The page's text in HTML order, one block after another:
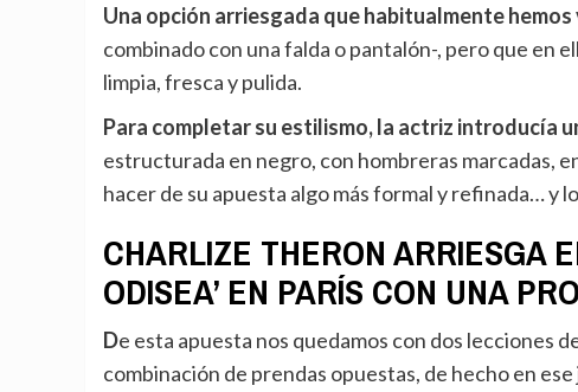
Una opción arriesgada que habitualmente
combinado con una falda o pantalón-, pero que en
limpia, fresca y pulida.
Para completar su estilismo, la actriz introducía
estructurada en negro, con hombreras marcadas,
hacer de su apuesta algo más formal y refinada… y
CHARLIZE THERON ARRIESGA
ODISEA’ EN PARÍS CON UNA
De esta apuesta nos quedamos con dos lecciones de estilo: la primera, no debemos nunca prejuzgar la
combinación de prendas opuestas, de hecho en